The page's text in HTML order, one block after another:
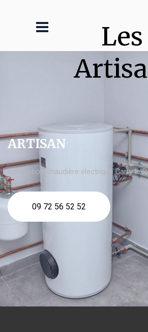
Les
ARTISAN
Installation chaudière électrique Carry le
09 72 56 52 52